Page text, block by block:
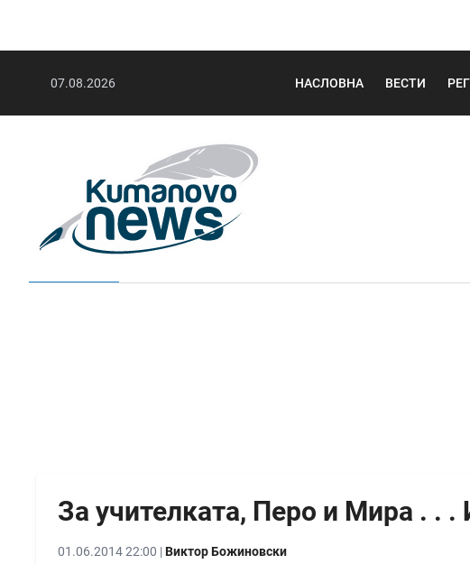
07.08.2026 НАСЛОВНА ВЕСТИ
За учителката, Перо и Мира . . .
01.06.2014 22:00 |Виктор Божиновски